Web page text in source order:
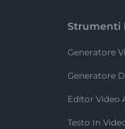
Strumenti
Generatore
Generatore
Editor Video
Testo In